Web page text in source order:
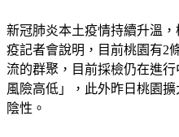
新冠肺炎本土疫情持續升溫
疫記者會說明，目前桃園有2
流的群聚，目前採檢仍在進
風險高低」，此外昨日桃園
陰性。